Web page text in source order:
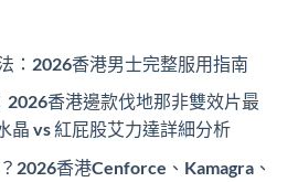
：2026香港男士完整服用指南
香港邊款伐地那非雙效片最
晶 vs 紅屁股艾力達詳細分析
2026香港Cenforce、Kamagra、